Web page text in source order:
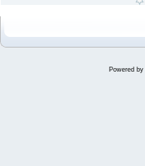
Powered by